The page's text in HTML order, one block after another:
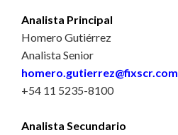
Analista Principal
Homero Gutiérrez
Analista Senior
homero.gutierrez@fixscr.com
+54 11 5235-8100
Analista Secundario